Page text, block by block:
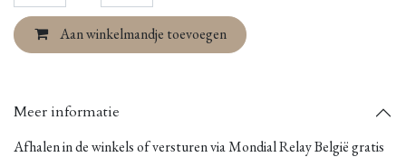
Aan winkelmandje toevoegen
Meer informatie
Afhalen in de winkels of versturen via Mondial Relay België gratis